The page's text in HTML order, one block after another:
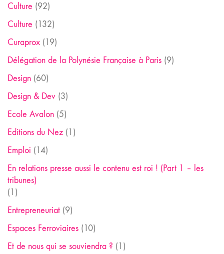
Culture (92)
Culture (132)
Curaprox (19)
Délégation de la Polynésie Française à Paris (9)
Design (60)
Design & Dev (3)
Ecole Avalon (5)
Editions du Nez (1)
Emploi (14)
En relations presse aussi le contenu est roi ! (Part 1 – les
tribunes)
(1)
Entrepreneuriat (9)
Espaces Ferroviaires (10)
Et de nous qui se souviendra ? (1)